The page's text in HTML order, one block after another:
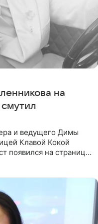
на
и ведущего Димы
Клавой Кокой
появился на странице